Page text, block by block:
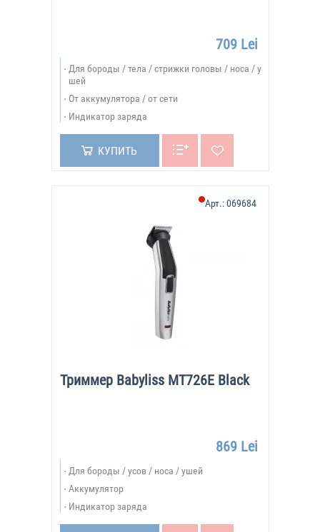
709 Lei
Для бороды / тела / стрижки головы / носа / у
шей
От аккумулятора / от сети
Индикатор заряда
КУПИТЬ
Триммер Babyliss MT726E Black
Арт.:069684
869 Lei
Для бороды / усов / носа / ушей
Аккумулятор
Индикатор заряда